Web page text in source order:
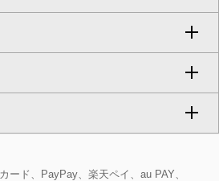
ソール
ー
ンワン
ート
ト
スヌード
ル
ー
ード、PayPay、楽天ペイ、au PAY、